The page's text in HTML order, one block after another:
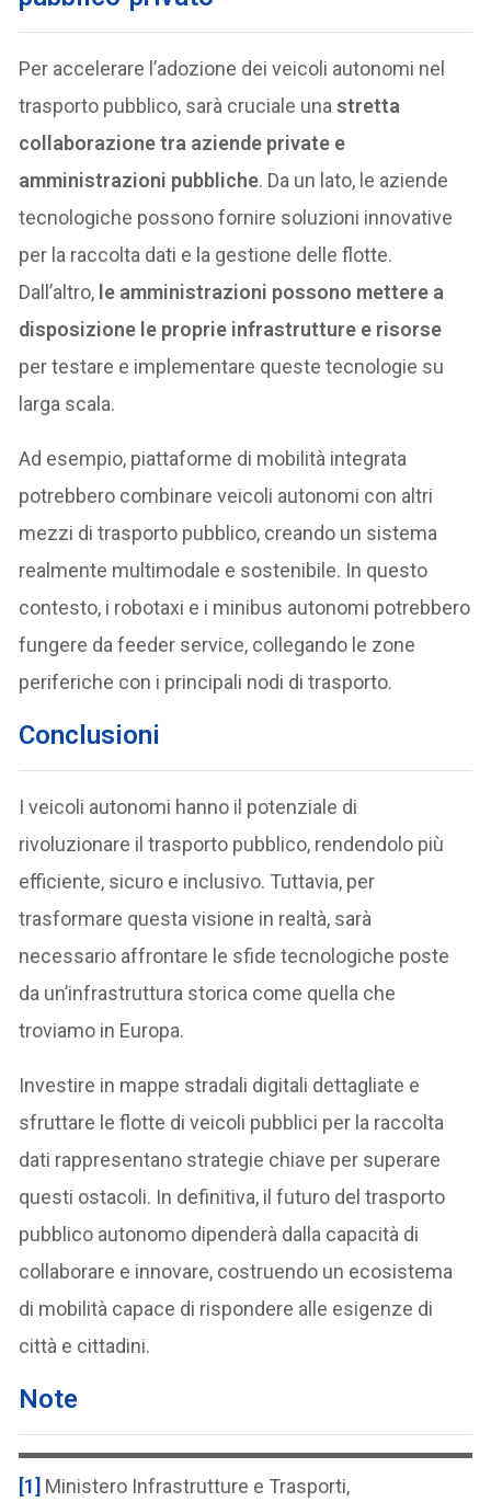
Per accelerare l’adozione dei veicoli autonomi nel
trasporto pubblico, sarà cruciale unastretta
collaborazione tra aziende private e
amministrazioni pubbliche. Da un lato, le aziende
tecnologiche possono fornire soluzioni innovative
per la raccolta dati e la gestione delle flotte.
Dall’altro, le amministrazioni possono mettere a
disposizione le proprie infrastrutture e risorse
per testare e implementare queste tecnologie su
larga scala.
Ad esempio, piattaforme di mobilità integrata
potrebbero combinare veicoli autonomi con altri
mezzi di trasporto pubblico, creando un sistema
realmente multimodale e sostenibile. In questo
contesto, i robotaxi e i minibus autonomi potrebbero
fungere da feeder service, collegando le zone
periferiche con i principali nodi di trasporto.
Conclusioni
I veicoli autonomi hanno il potenziale di
rivoluzionare il trasporto pubblico, rendendolo più
efficiente, sicuro e inclusivo. Tuttavia, per
trasformare questa visione in realtà, sarà
necessario affrontare le sfide tecnologiche poste
da un’infrastruttura storica come quella che
troviamo in Europa.
Investire in mappe stradali digitali dettagliate e
sfruttare le flotte di veicoli pubblici per la raccolta
dati rappresentano strategie chiave per superare
questi ostacoli. In definitiva, il futuro del trasporto
pubblico autonomo dipenderà dalla capacità di
collaborare e innovare, costruendo un ecosistema
di mobilità capace di rispondere alle esigenze di
città e cittadini.
Note
[1] Ministero Infrastrutture e Trasporti,